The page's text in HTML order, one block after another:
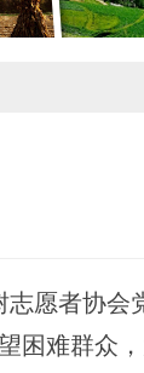
愿者协会
困难群众